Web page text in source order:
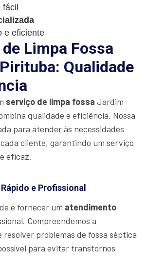
e eficiente
Limpa Fossa
Qualidade
serviço de limpa fossa Jardim
qualidade e eficiência. Nossa
para atender às necessidades
cliente, garantindo um serviço
eficaz.
e Profissional
é fornecer um atendimento
Compreendemos a
resolver problemas de fossa séptica
para evitar transtornos